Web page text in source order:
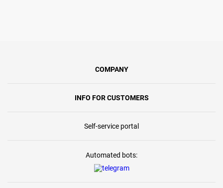
COMPANY
INFO FOR CUSTOMERS
Self-service portal
Automated bots: